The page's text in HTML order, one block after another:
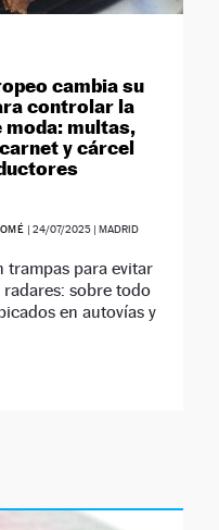
cambia su
controlar la
moda: multas,
y cárcel
|24/07/2025 | MADRID
trampas para evitar
radares: sobre todo
en autovías y